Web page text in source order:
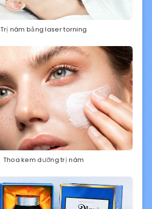
Trị nám bằng laser torning
Thoa kem dưỡng trị nám